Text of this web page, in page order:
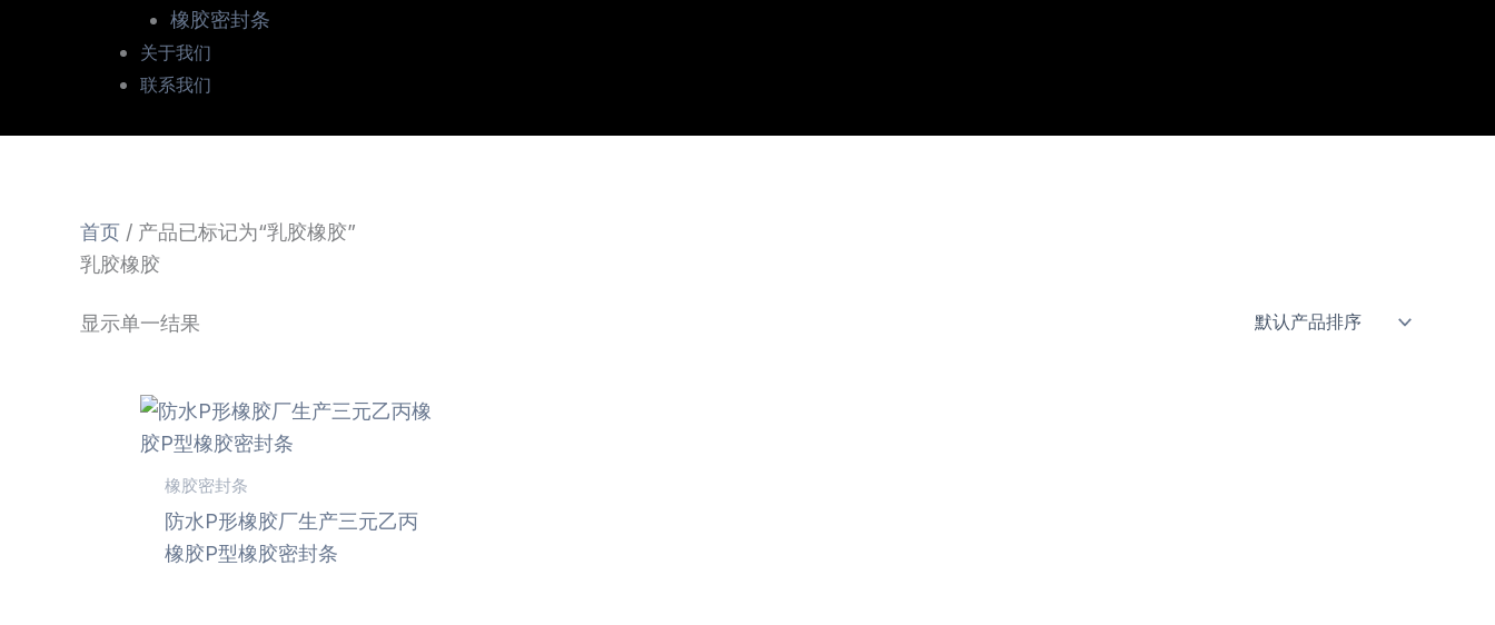
橡胶密封条
关于我们
联系我们
首页 / 产品已标记为“乳胶橡胶”
乳胶橡胶
显示单一结果
橡胶密封条
防水P形橡胶厂生产三元乙丙
橡胶P型橡胶密封条